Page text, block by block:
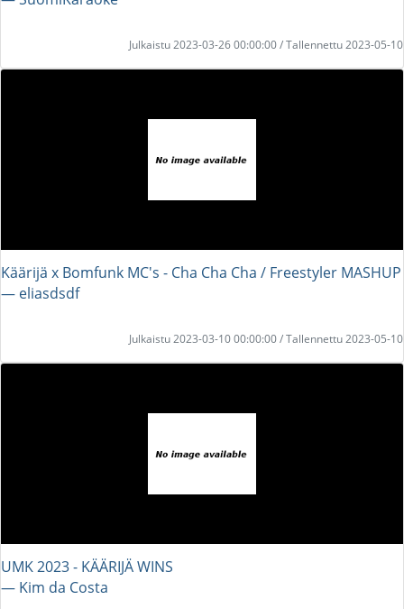
Julkaistu 2023-03-26 00:00:00 / Tallennettu 2023-05-10
Käärijä x Bomfunk MC's - Cha Cha Cha / Freestyler MASHUP
― eliasdsdf
Julkaistu 2023-03-10 00:00:00 / Tallennettu 2023-05-10
UMK 2023 - KÄÄRIJÄ WINS
― Kim da Costa